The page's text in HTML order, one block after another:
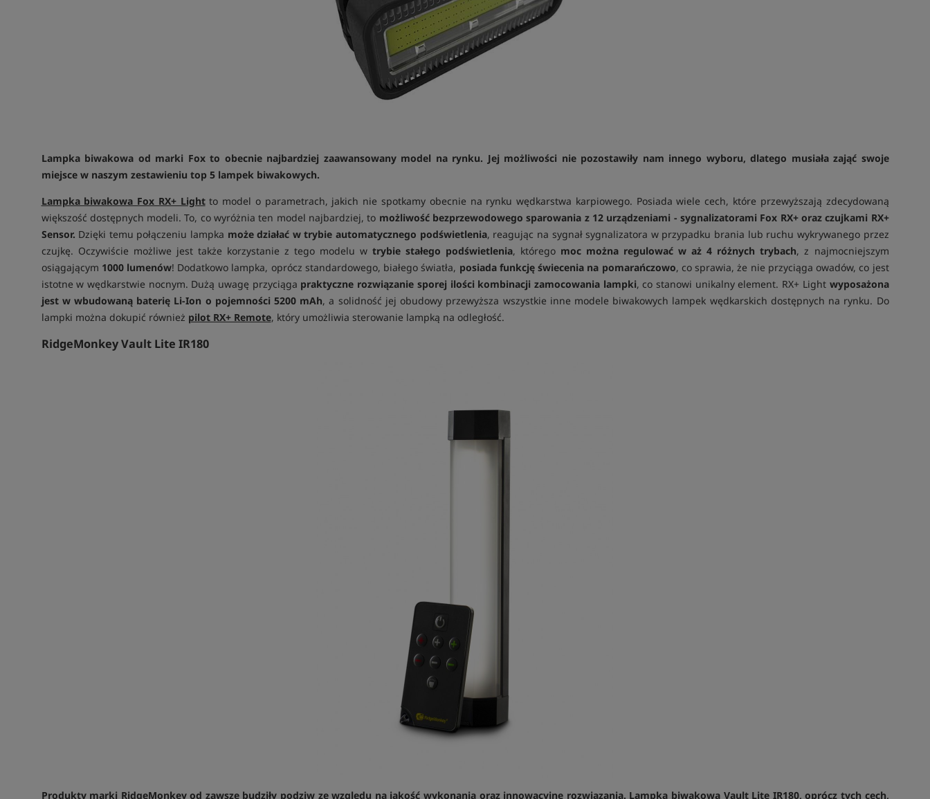
Lampka biwakowa od marki Fox to obecnie najbardziej zaawansowany model na rynku. Jej możliwości nie pozostawiły nam innego wyboru, dlatego musiała zająć swoje
miejsce w naszym zestawieniu top 5 lampek biwakowych.
Lampka biwakowa Fox RX+ Lightto model o parametrach, jakich nie spotkamy obecnie na rynku wędkarstwa karpiowego. Posiada wiele cech, które przewyższają zdecydowaną
większość dostępnych modeli. To, co wyróżnia ten model najbardziej, to możliwość bezprzewodowego sparowania z 12 urządzeniami - sygnalizatorami Fox RX+ oraz czujkami RX+
Sensor. Dzięki temu połączeniu lampka może działać w trybie automatycznego podświetlenia, reagując na sygnał sygnalizatora w przypadku brania lub ruchu wykrywanego przez
czujkę. Oczywiście możliwe jest także korzystanie z tego modelu wtrybie stałego podświetlenia, którego moc można regulować w aż 4 różnych trybach, z najmocniejszym
osiągającym 1000 lumenów! Dodatkowo lampka, oprócz standardowego, białego światła, posiada funkcję świecenia na pomarańczowo, co sprawia, że nie przyciąga owadów, co jest
istotne w wędkarstwie nocnym. Dużą uwagę przyciąga praktyczne rozwiązanie sporej ilości kombinacji zamocowania lampki, co stanowi unikalny element. RX+ Light wyposażona
jest w wbudowaną baterię Li-Ion o pojemności 5200 mAh, a solidność jej obudowy przewyższa wszystkie inne modele biwakowych lampek wędkarskich dostępnych na rynku. Do
lampki można dokupić również pilot RX+ Remote, który umożliwia sterowanie lampką na odległość.
RidgeMonkey Vault Lite IR180
Produkty marki RidgeMonkey od zawsze budziły podziw ze względu na jakość wykonania oraz innowacyjne rozwiązania. Lampka biwakowa Vault Lite IR180, oprócz tych cech,